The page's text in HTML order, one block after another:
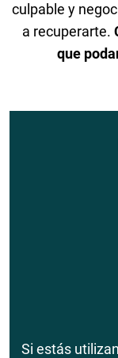
culpable y
a recuperarte.
que
Si estás